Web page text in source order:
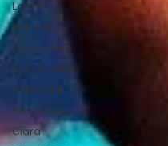
Lorde
WILLOW
Bruno Mars
Iggy Azalea
Billie Eilish
Kanye West
Ciara